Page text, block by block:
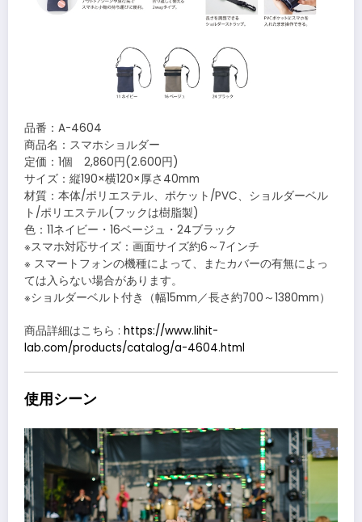
品番：A-4604
商品名：スマホショルダー
定価：1個 2,860円(2.600円)
サイズ：縦190×横120×厚さ40mm
材質：本体/ポリエステル、ポケット/PVC、ショルダーベル
ト/ポリエステル(フックは樹脂製)
色：11ネイビー・16ベージュ・24ブラック
※スマホ対応サイズ：画面サイズ約6～7インチ
※ スマートフォンの機種によって、またカバーの有無によっ
ては入らない場合があります。
※ショルダーベルト付き（幅15mm／長さ約700～1380mm）
商品詳細はこちら : https://www.lihit-
lab.com/products/catalog/a-4604.html
使用シーン